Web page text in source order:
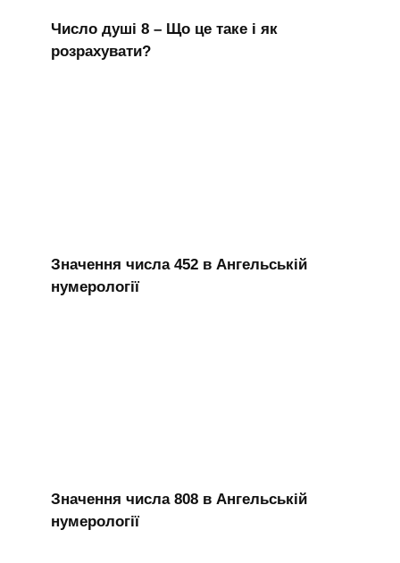
Число душі 8 – Що це таке і як
розрахувати?
Значення числа 452 в Ангельській
нумерології
Значення числа 808 в Ангельській
нумерології